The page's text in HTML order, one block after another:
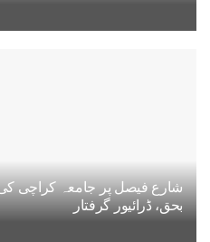
شارع فیصل پر جامعہ کراچی
بحق، ڈرائیور گرفتار